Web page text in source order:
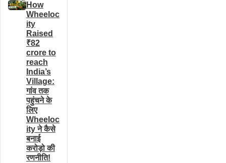
How
Wheeloc
ity
Raised
₹82
crore to
reach
India’s
Village:
गांव तक
पहुंचने के
लिए
Wheeloc
ity ने कैसे
बनाई
करोड़ो की
रणनीति!